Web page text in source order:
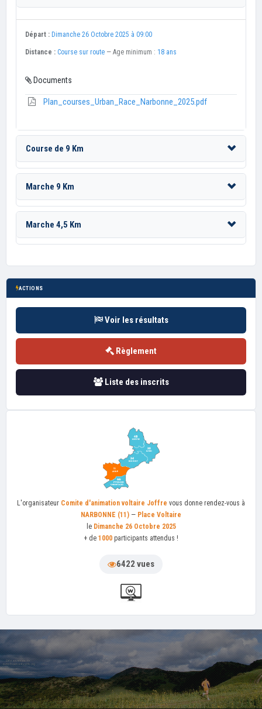
Départ : Dimanche 26 Octobre 2025 à 09:00
Distance : Course sur route — Age minimum : 18 ans
Documents
Plan_courses_Urban_Race_Narbonne_2025.pdf
Course de 9 Km
Marche 9 Km
Marche 4,5 Km
ACTIONS
Voir les résultats
Règlement
Liste des inscrits
L'organisateur Comite d'animation voltaire Joffre vous donne rendez-vous à
NARBONNE (11) — Place Voltaire
le Dimanche 26 Octobre 2025
+ de 1000 participants attendus !
6422 vues